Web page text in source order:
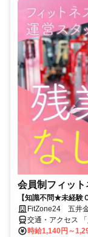
会員制フィッ
【知識不問★未経験
FitZone24 五井
交通・アクセス
時給1,140円～